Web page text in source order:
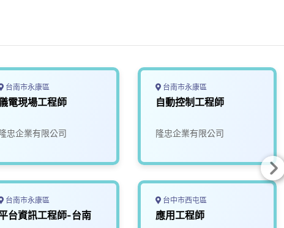
台南市永康區
電現場工程師
忠企業有限公司
台南市永康區
台資訊工程師-台南
台南市永康區
自動控制工程師
隆忠企業有限公司
台中市西屯區
應用工程師